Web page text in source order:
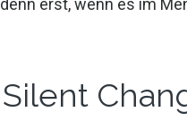
denn erst, wenn es im
Silent